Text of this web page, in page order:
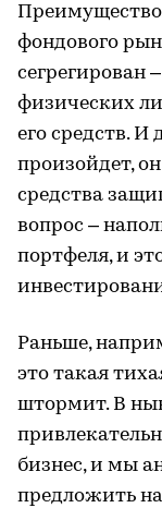
фондового
сегрегирован
физических
его средств.
произойдет,
средства
вопрос –
портфеля, и
Раньше,
это такая
штормит. В
бизнес, и мы
предложить